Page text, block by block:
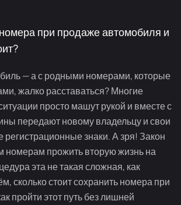
при продаже автомобиля и
— а с родными номерами, которые
жалко расставаться? Многие
просто машут рукой и вместе с
передают новому владельцу и свои
регистрационные знаки. А зря! Закон
номерам прожить вторую жизнь на
эта не такая сложная, как
сколько стоит сохранить номера при
пройти этот путь без лишней